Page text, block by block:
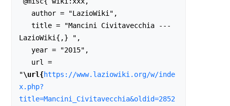
LazioWiki{,} ",
"\url{https://www.laziowiki.org/w/inde
x.php?
title=Mancini_Civitavecchia&oldid=2852